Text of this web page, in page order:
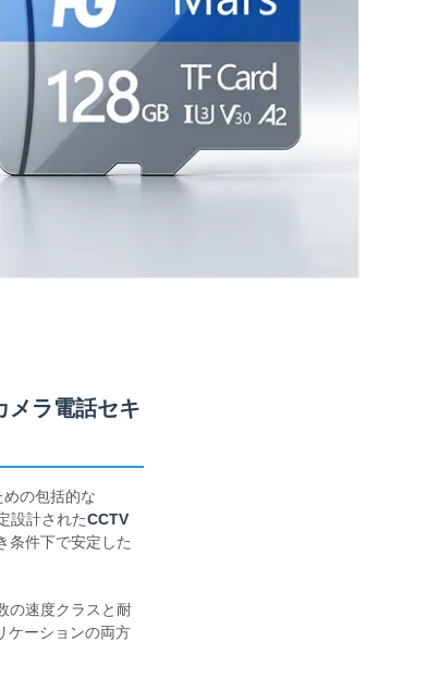
メラ電話セキ
の包括的な
設計されたCCTV
条件下で安定した
の速度クラスと耐
ケーションの両方